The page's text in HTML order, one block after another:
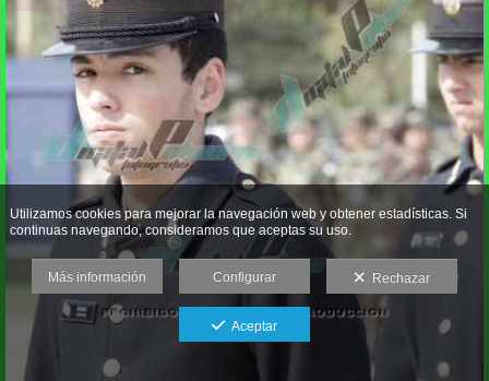
Utilizamos cookies para mejorar la navegación web y obtener estadísticas. Si
continuas navegando, consideramos que aceptas su uso.
Más información Configurar Rechazar
Aceptar